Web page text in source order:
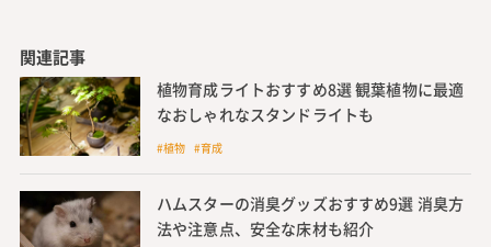
関連記事
植物育成ライトおすすめ8選 観葉植物に最適
なおしゃれなスタンドライトも
#植物 #育成
ハムスターの消臭グッズおすすめ9選 消臭方
法や注意点、安全な床材も紹介